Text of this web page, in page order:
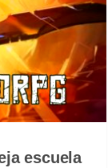
escuela